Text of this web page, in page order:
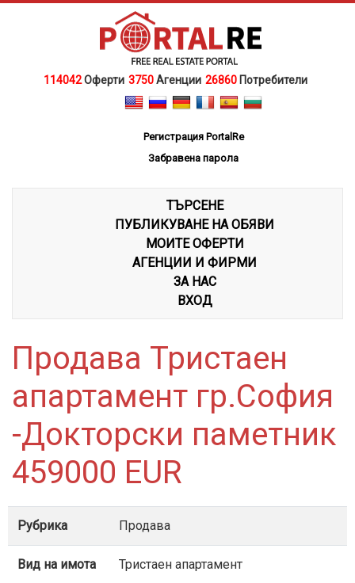
114042Оферти 3750Агенции 26860 Потребители
Регистрация PortalRe
Забравена парола
ТЪРСЕНЕ
ПУБЛИКУВАНЕ НА ОБЯВИ
МОИТЕ ОФЕРТИ
АГЕНЦИИ И ФИРМИ
ЗА НАС
ВХОД
Продава Тристаен
апартамент гр.София
-Докторски паметник
459000 EUR
Рубрика Продава
Вид на имота Тристаен апартамент